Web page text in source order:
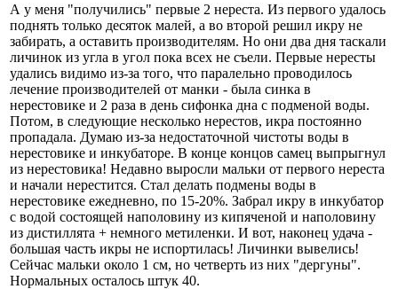
А у меня "получились" первые 2 нереста. Из первого удалось
поднять только десяток малей, а во второй решил икру не
забирать, а оставить производителям. Но они два дня таскали
личинок из угла в угол пока всех не съели. Первые нересты
удались видимо из-за того, что паралельно проводилось
лечение производителей от манки - была синка в
нерестовике и 2 раза в день сифонка дна с подменой воды.
Потом, в следующие несколько нерестов, икра постоянно
пропадала. Думаю из-за недостаточной чистоты воды в
нерестовике и инкубаторе. В конце концов самец выпрыгнул
из нерестовика! Недавно выросли мальки от первого нереста
и начали нерестится. Стал делать подмены воды в
нерестовике ежедневно, по 15-20%. Забрал икру в инкубатор
с водой состоящей наполовину из кипяченой и наполовину
из дистиллята + немного метиленки. И вот, наконец удача -
большая часть икры не испортилась! Личинки вывелись!
Сейчас мальки около 1 см, но четверть из них "дергуны".
Нормальных осталось штук 40.